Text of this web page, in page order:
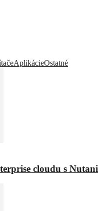
AplikácieOstatné
cloudu s